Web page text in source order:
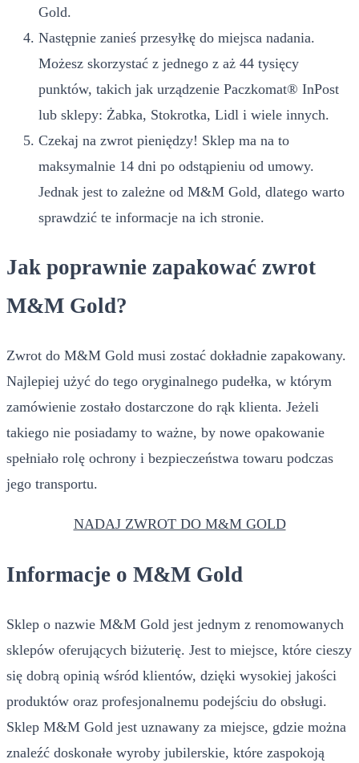
Gold.
Następnie zanieś przesyłkę do miejsca nadania.
Możesz skorzystać z jednego z aż 44 tysięcy
punktów, takich jak urządzenie Paczkomat® InPost
lub sklepy: Żabka, Stokrotka, Lidl i wiele innych.
Czekaj na zwrot pieniędzy! Sklep ma na to
maksymalnie 14 dni po odstąpieniu od umowy.
Jednak jest to zależne od M&M Gold, dlatego warto
sprawdzić te informacje na ich stronie.
Jak poprawnie zapakować zwrot
M&M Gold?
Zwrot do M&M Gold musi zostać dokładnie zapakowany.
Najlepiej użyć do tego oryginalnego pudełka, w którym
zamówienie zostało dostarczone do rąk klienta. Jeżeli
takiego nie posiadamy to ważne, by nowe opakowanie
spełniało rolę ochrony i bezpieczeństwa towaru podczas
jego transportu.
NADAJ ZWROT DO M&M GOLD
Informacje o M&M Gold
Sklep o nazwie M&M Gold jest jednym z renomowanych
sklepów oferujących biżuterię. Jest to miejsce, które cieszy
się dobrą opinią wśród klientów, dzięki wysokiej jakości
produktów oraz profesjonalnemu podejściu do obsługi.
Sklep M&M Gold jest uznawany za miejsce, gdzie można
znaleźć doskonałe wyroby jubilerskie, które zaspokoją